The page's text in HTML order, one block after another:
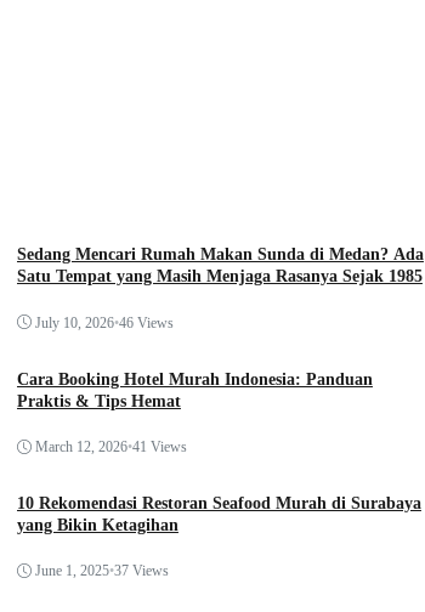
Sedang Mencari Rumah Makan Sunda di Medan? Ada
Satu Tempat yang Masih Menjaga Rasanya Sejak 1985
July 10, 2026•46 Views
Cara Booking Hotel Murah Indonesia: Panduan
Praktis & Tips Hemat
March 12, 2026•41 Views
10 Rekomendasi Restoran Seafood Murah di Surabaya
yang Bikin Ketagihan
June 1, 2025•37 Views